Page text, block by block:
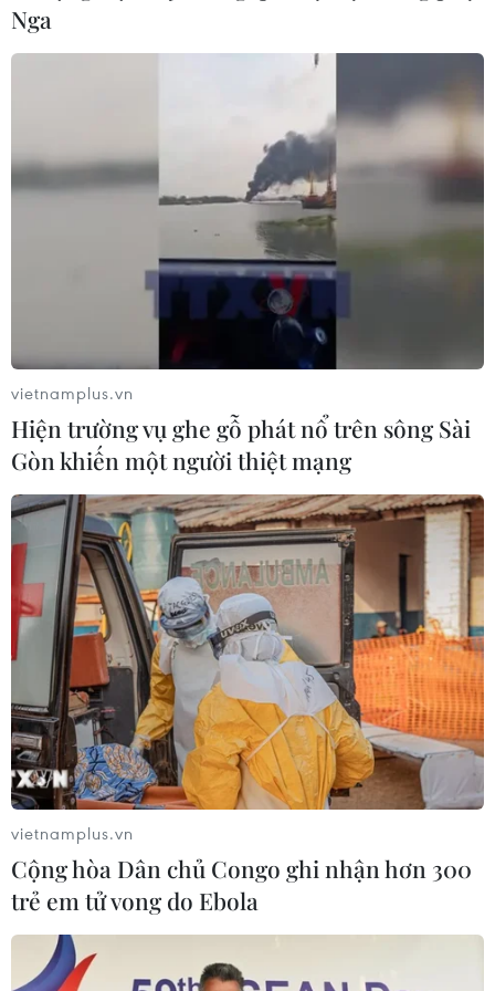
Nga
vietnamplus.vn
Hiện trường vụ ghe gỗ phát nổ trên sông Sài
Gòn khiến một người thiệt mạng
vietnamplus.vn
Cộng hòa Dân chủ Congo ghi nhận hơn 300
trẻ em tử vong do Ebola